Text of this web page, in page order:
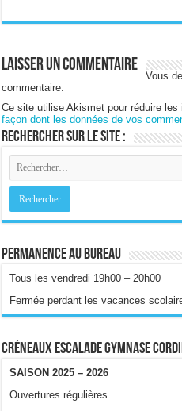
Laisser un commentaire
Vous
commentaire.
Ce site utilise Akismet pour réduire les
façon dont les données de vos
Rechercher sur le site :
Permanence au bureau
Tous les vendredi 19h00 – 20h00
Fermée perdant les vacances
Créneaux escalade gymnase
SAISON 2025 – 2026
Ouvertures régulières